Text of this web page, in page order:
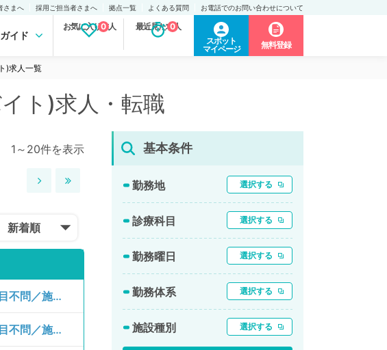
さまへ 採用ご担当者さまへ 拠点一覧 よくある質問 お電話でのお問い合わせについて
イド
お気に入り求人
0 最近見た求人
0
スポット
マイページ
無料登録
)求人一覧
ト)求人・転職
1～20件を表示
新着順
【愛知県／新城市】月、火、水、木、金、土、日曜日／時給11,000円 ～ 12,000円／科目不問／施設管理
【愛知県／新城市】月、火、水、木、金、土、日曜日／時給11,000円 ～ 12,000円／科目不問／施設管理
基本条件
勤務地 選択する
診療科目 選択する
勤務曜日 選択する
勤務体系 選択する
施設種別 選択する